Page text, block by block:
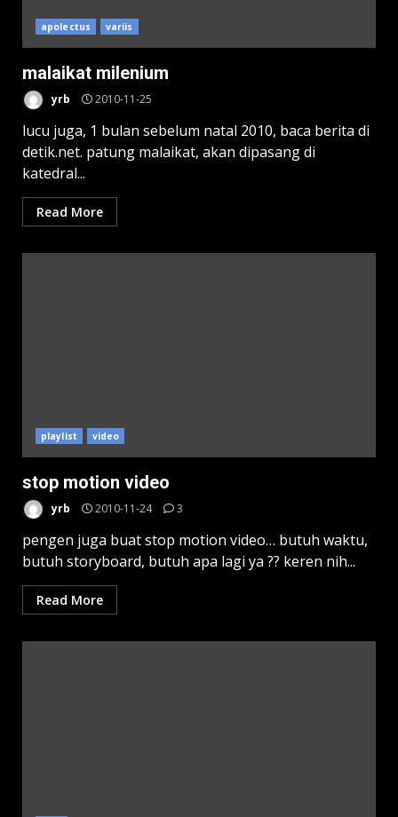
apolectus variis
malaikat milenium
yrb 2010-11-25
lucu juga, 1 bulan sebelum natal 2010, baca berita di
detik.net. patung malaikat, akan dipasang di
katedral...
Read More
playlist video
stop motion video
yrb 2010-11-24 3
pengen juga buat stop motion video… butuh waktu,
butuh storyboard, butuh apa lagi ya ?? keren nih...
Read More